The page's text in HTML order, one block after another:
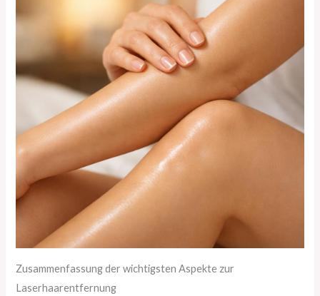
Zusammenfassung der wichtigsten Aspekte zur
Laserhaarentfernung